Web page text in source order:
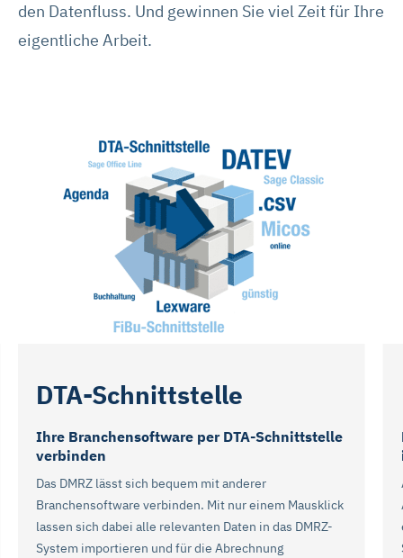
den Datenfluss. Und gewinnen Sie viel Zeit für Ihre
eigentliche Arbeit.
DTA-Schnittstelle
Ihre Branchensoftware per DTA-Schnittstelle
verbinden
Das DMRZ lässt sich bequem mit anderer
Branchensoftware verbinden. Mit nur einem Mausklick
lassen sich dabei alle relevanten Daten in das DMRZ-
System importieren und für die Abrechnung